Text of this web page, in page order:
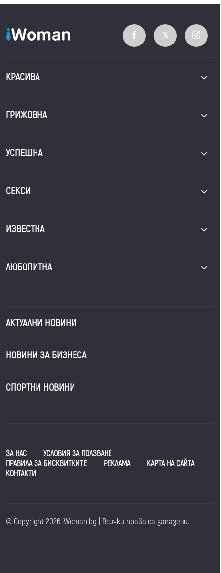
КРАСИВА
ГРИЖОВНА
УСПЕШНА
СЕКСИ
ИЗВЕСТНА
ЛЮБОПИТНА
АКТУАЛНИ НОВИНИ
НОВИНИ ЗА БИЗНЕСА
СПОРТНИ НОВИНИ
ЗА НАС
УСЛОВИЯ ЗА ПОЛЗВАНЕ
ПРАВИЛА ЗА БИСКВИТКИТЕ
РЕКЛАМА
КАРТА НА САЙТА
КОНТАКТИ
© Copyright 2026 iWoman.bg | Всички права са запазени.